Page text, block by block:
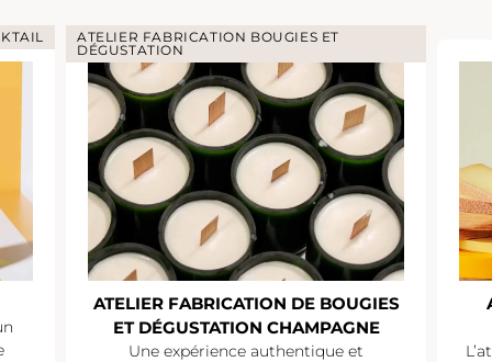
ATELIER FABRICATION BOUGIES ET
DÉGUSTATION
ATELIER FABRICATION DE BOUGIES
ET DÉGUSTATION CHAMPAGNE
Une expérience authentique et